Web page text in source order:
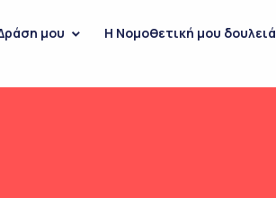
μου Η Νομοθετική μου δουλειά